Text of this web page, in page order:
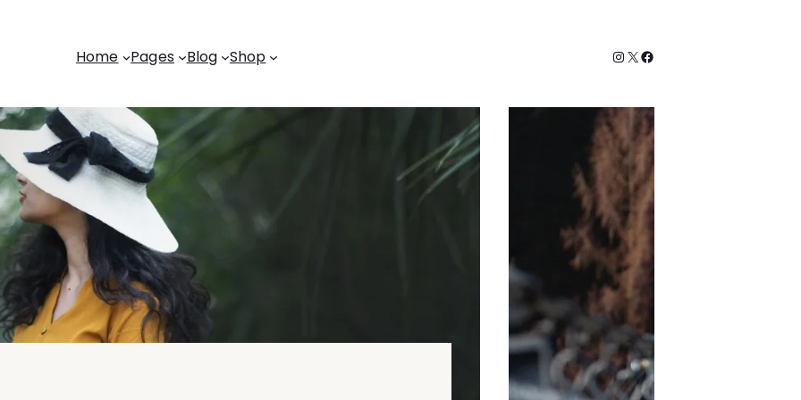
Home Pages Blog Shop Instagram
X fb.com